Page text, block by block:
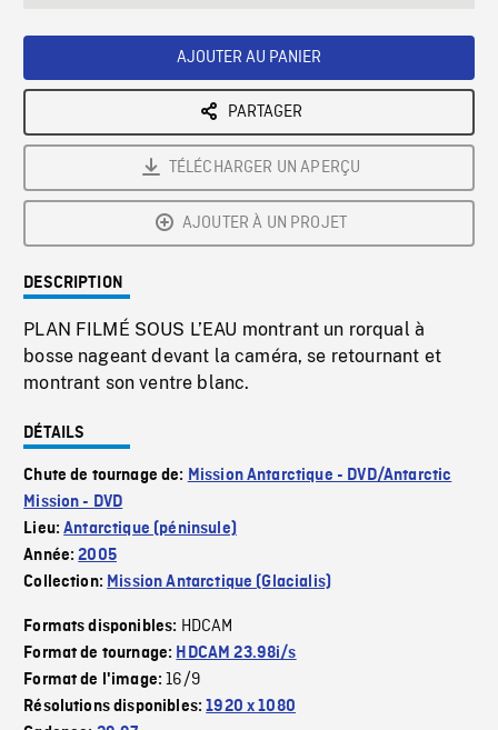
AJOUTER AU PANIER
PARTAGER
TÉLÉCHARGER UN APERÇU
AJOUTER À UN PROJET
DESCRIPTION
PLAN FILMÉ SOUS L’EAU montrant un rorqual à
bosse nageant devant la caméra, se retournant et
montrant son ventre blanc.
DÉTAILS
Chute de tournage de: Mission Antarctique - DVD/Antarctic
Mission - DVD
Lieu:Antarctique (péninsule)
Année:2005
Collection: Mission Antarctique (Glacialis)
Formats disponibles: HDCAM
Format de tournage: HDCAM 23.98i/s
Format de l'image:16/9
Résolutions disponibles:1920 x 1080